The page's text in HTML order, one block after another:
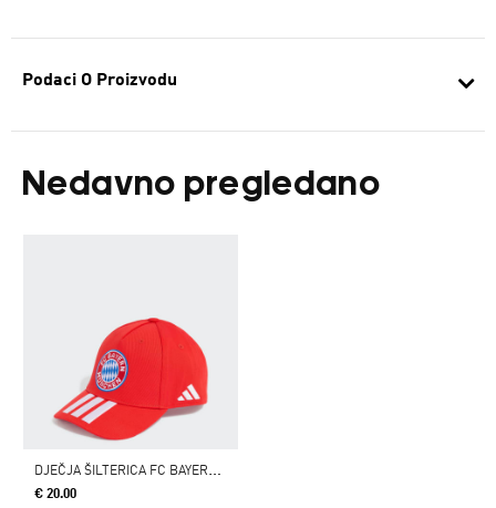
Podaci O Proizvodu
Nedavno pregledano
D
JEČJA ŠILTERICA FC BAYERN MÜNCHEN
€ 20.00